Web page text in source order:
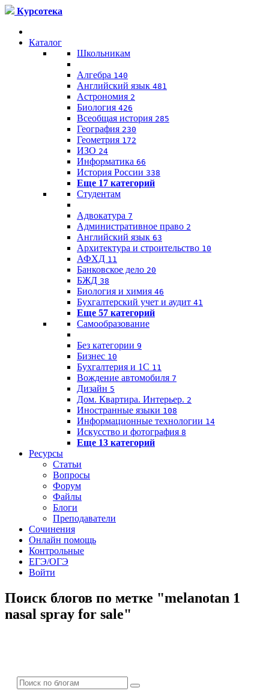
Курсотека
Каталог
Школьникам
Алгебра 140
Английский язык 481
Астрономия 2
Биология 426
Всеобщая история 285
География 230
Геометрия 172
ИЗО 24
Информатика 66
История России 338
Еще 17 категорий
Студентам
Адвокатура 7
Административное право 2
Английский язык 63
Архитектура и строительство 10
АФХД 11
Банковское дело 20
БЖД 38
Биология и химия 46
Бухгалтерский учет и аудит 41
Еще 57 категорий
Самообразование
Без категории 9
Бизнес 10
Бухгалтерия и 1C 11
Вождение автомобиля 7
Дизайн 5
Дом. Квартира. Интерьер. 2
Иностранные языки 108
Информационные технологии 14
Искусство и фотография 8
Еще 13 категорий
Ресурсы
Статьи
Вопросы
Форум
Файлы
Блоги
Преподаватели
Сочинения
Онлайн помощь
Контрольные
ЕГЭ/ОГЭ
Войти
Поиск блогов по метке "melanotan 1
nasal spray for sale"